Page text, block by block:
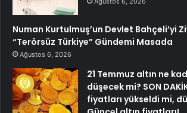
Numan Kurtulmuş’un Devlet Bahçeli’yi
“Terörsüz Türkiye” Gündemi Masada
Ağustos 6, 2026
21 Temmuz altın ne
düşecek mi? SON
fiyatları yükseldi mi,